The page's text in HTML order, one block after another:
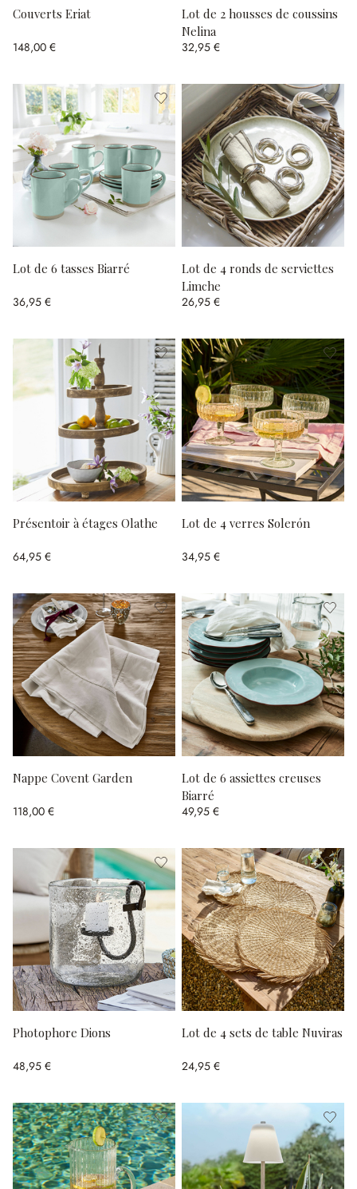
Couverts Eriat
148,00 €
Lot de 2 housses de coussins
Nelina
32,95 €
Lot de 6 tasses Biarré
36,95 €
Lot de 4 ronds de serviettes
Limche
26,95 €
Présentoir à étages Olathe
64,95 €
Lot de 4 verres Solerón
34,95 €
Nappe Covent Garden
118,00 €
Lot de 6 assiettes creuses
Biarré
49,95 €
Photophore Dions
48,95 €
Lot de 4 sets de table Nuviras
24,95 €